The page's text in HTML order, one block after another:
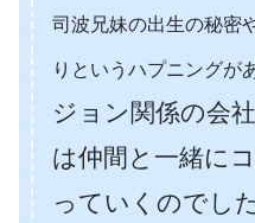
司波兄妹の出生の秘密
りというハプニングが
ジョン関係の会
は仲間と一緒に
っていくのでした